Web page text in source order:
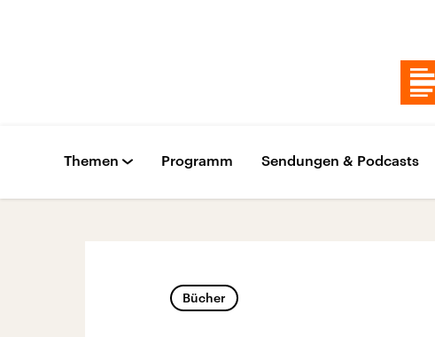
Themen Programm Sendungen & Podcasts
Bücher